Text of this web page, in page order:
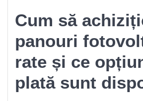
Cum să
panouri
rate și ce
plată sunt